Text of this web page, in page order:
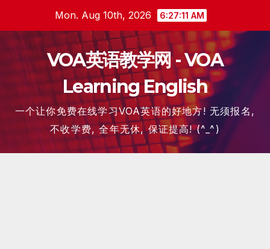
content
Mon. Aug 10th, 2026 6:27:12 AM
VOA英语教学网 - VOA
Learning English
一个让你免费在线学习VOA英语的好地方! 无须报名,
不收学费, 全年无休, 保证提高! (^_^)